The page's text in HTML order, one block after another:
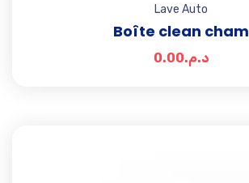
Lave Auto
Boîte clean cham
د.م.0.00